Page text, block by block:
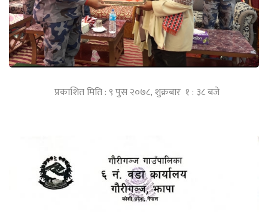
प्रकाशित मिति : ९ पुस २०७८, शुक्रबार १ : ३८ बजे